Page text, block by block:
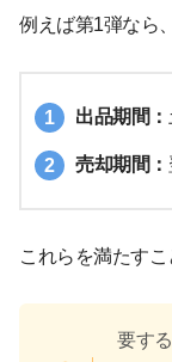
例えば第1弾なら、
出品期間：
売却期間：
これらを満たすこ
要す